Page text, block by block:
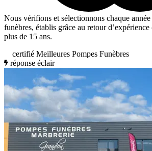
Nous vérifions et sélectionnons chaque
funèbres, établis grâce au retour
plus de 15 ans.
certifié Meilleures Pompes Funèbres
réponse éclair